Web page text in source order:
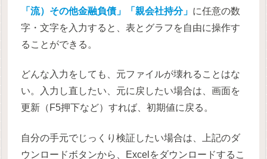
「流）その他金融負債」「親会社持分」 に任意の数
字・文字を入力すると、表とグラフを自由に操作す
ることができる。
どんな入力をしても、元ファイルが壊れることはな
い。入力し直したい、元に戻したい場合は、画面を
更新（F5押下など）すれば、初期値に戻る。
自分の手元でじっくり検証したい場合は、上記のダ
ウンロードボタンから、Excelをダウンロードするこ